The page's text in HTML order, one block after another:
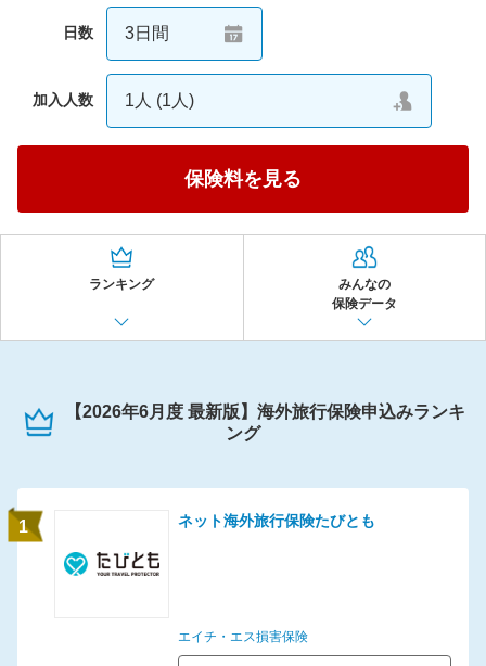
サイパン
ハワイ
その他の旅行先:
22日間
26日間 27日間 28日間
29日間 30日間 31日間
〜60日間
〜90日間
日数 3日間
加入人数 1人 (1人 )
保険料を見る
ランキング
みんなの
保険データ
【2026年6月度 最新版】海外旅行保険申込みランキ
ング
1 ネット海外旅行保険たびとも
エイチ・エス損害保険